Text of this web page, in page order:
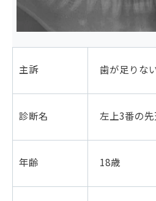
主訴 歯が足りな
診断名 左上3番の
年齢 18歳